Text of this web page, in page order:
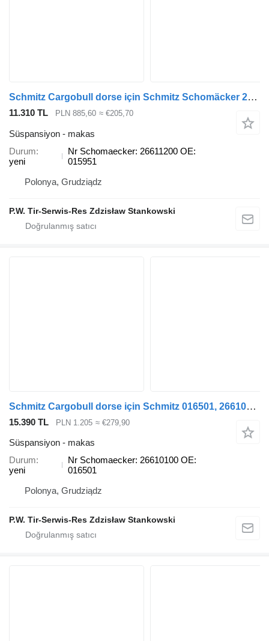
Schmitz Cargobull dorse için Schmitz Schomäcker 26611200, O.E. 015951 Nr makas
11.310 TL PLN 885,60 ≈ €205,70
Süspansiyon - makas
Durum
yeni
Nr Schomaecker: 26611200 OE:
015951
Polonya, Grudziądz
P.W. Tir-Serwis-Res Zdzisław Stankowski
Schmitz Cargobull dorse için Schmitz 016501, 2661010 Nr makas
15.390 TL PLN 1.205 ≈ €279,90
Süspansiyon - makas
Durum
yeni
Nr Schomaecker: 26610100 OE:
016501
Polonya, Grudziądz
P.W. Tir-Serwis-Res Zdzisław Stankowski